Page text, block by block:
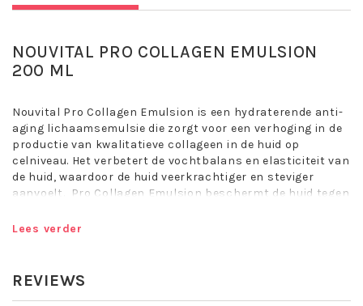
NOUVITAL PRO COLLAGEN EMULSION
200 ML
Nouvital Pro Collagen Emulsion is een hydraterende anti-
aging lichaamsemulsie die zorgt voor een verhoging in de
productie van kwalitatieve collageen in de huid op
celniveau. Het verbetert de vochtbalans en elasticiteit van
de huid, waardoor de huid veerkrachtiger en steviger
aanvoelt. Pro Collagen Emulsion beschermt de huid tegen
de huid weer de jeugdige en vitale uitstraling die het
De emulsie bevat tevens een druivenextract met
stamcellen, dat de huideigen stamcellen activeert en
Lees verder
REVIEWS